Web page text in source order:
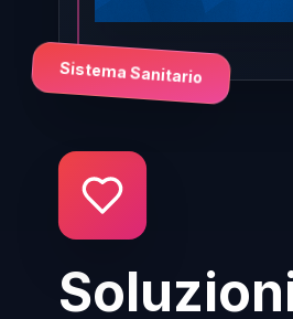
Sistema Sanitario